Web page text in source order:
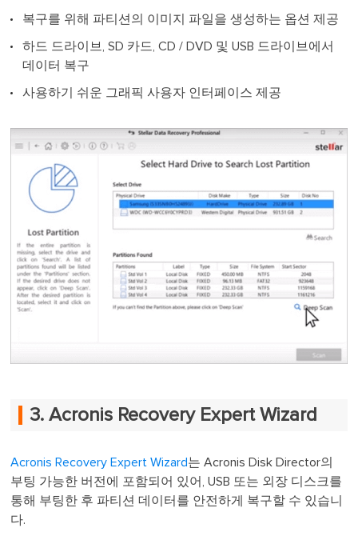
복구를 위해 파티션의 이미지 파일을 생성하는 옵션 제공
하드 드라이브, SD 카드, CD / DVD 및 USB 드라이브에서
데이터 복구
사용하기 쉬운 그래픽 사용자 인터페이스 제공
3. Acronis Recovery Expert Wizard
Acronis Recovery Expert Wizard는 Acronis Disk Director의
부팅 가능한 버전에 포함되어 있어, USB 또는 외장 디스크를
통해 부팅한 후 파티션 데이터를 안전하게 복구할 수 있습니
다.